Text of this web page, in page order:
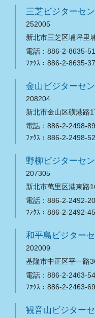
三芝ビジターセ
252005
新北市三芝区埔坪里
電話：886-2-8635-
ﾌｧｸｽ：886-2-8635-
金山ビジターセ
208204
新北市金山区磺港路
電話：886-2-2498-
ﾌｧｸｽ：886-2-2498-
野柳ビジターセ
207305
新北市萬里区港東路
電話：886-2-2492-
ﾌｧｸｽ：886-2-2492-
和平島ビジター
202009
基隆市中正区平一路
電話：886-2-2463-
ﾌｧｸｽ：886-2-2463-
観音山ビジター